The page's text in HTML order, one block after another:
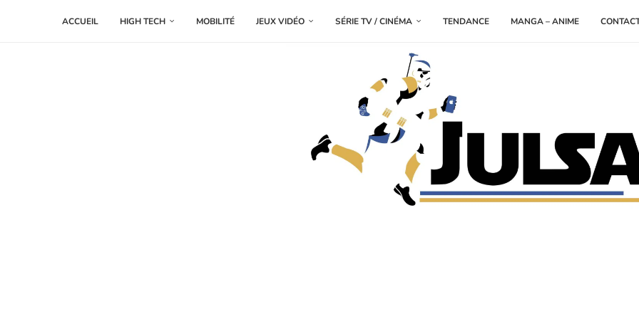
ACCUEIL HIGH TECH MOBILITÉ JEUX VIDÉO SÉRIE TV / CINÉMA TENDANCE MANGA – ANIME